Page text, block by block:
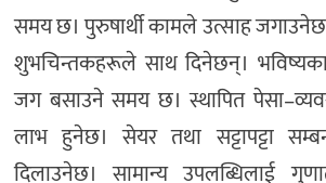
समय छ। पुरुषार्थी कामले उत्साह
शुभचिन्तकहरूले साथ दिनेछन्।
जग बसाउने समय छ। स्थापित
लाभ हुनेछ। सेयर तथा सट्टापट्टा
दिलाउनेछ। सामान्य उपलब्धिलाई